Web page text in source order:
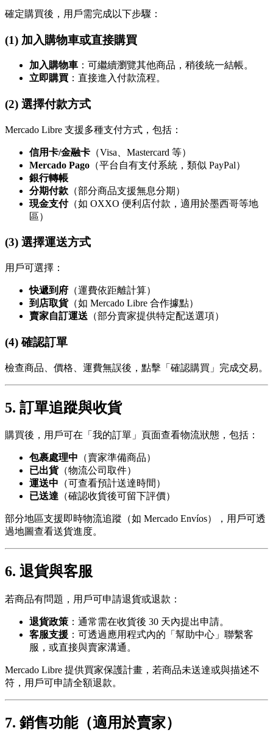
確定購買後，用戶需完成以下步驟：
(1) 加入購物車或直接購買
加入購物車 ：可繼續瀏覽其他商品，稍後統一結帳。
立即購買 ：直接進入付款流程。
(2) 選擇付款方式
Mercado Libre 支援多種支付方式，包括：
信用卡/金融卡 （Visa、Mastercard 等）
Mercado Pago （平台自有支付系統，類似 PayPal）
銀行轉帳
分期付款 （部分商品支援無息分期）
現金支付（如 OXXO 便利店付款，適用於墨西哥等地
區）
(3) 選擇運送方式
用戶可選擇：
快遞到府 （運費依距離計算）
到店取貨（如 Mercado Libre 合作據點）
賣家自訂運送 （部分賣家提供特定配送選項）
(4) 確認訂單
檢查商品、價格、運費無誤後，點擊「確認購買」完成交易。
5. 訂單追蹤與收貨
購買後，用戶可在「我的訂單」頁面查看物流狀態，包括：
包裹處理中 （賣家準備商品）
已出貨（物流公司取件）
運送中 （可查看預計送達時間）
已送達 （確認收貨後可留下評價）
部分地區支援即時物流追蹤（如 Mercado Envíos），用戶可透
過地圖查看送貨進度。
6. 退貨與客服
若商品有問題，用戶可申請退貨或退款：
退貨政策 ：通常需在收貨後 30 天內提出申請。
客服支援 ：可透過應用程式內的「幫助中心」聯繫客
服，或直接與賣家溝通。
Mercado Libre 提供買家保護計畫，若商品未送達或與描述不
符，用戶可申請全額退款。
7. 銷售功能（適用於賣家）